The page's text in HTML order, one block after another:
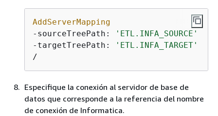
AddServerMapping
-sourceTreePath:
'ETL.INFA_SOURCE'
-targetTreePath:
'ETL.INFA_TARGET'
/
Especifique la conexión al servidor de base de
datos que corresponde a la referencia del nombre
de conexión de Informatica.